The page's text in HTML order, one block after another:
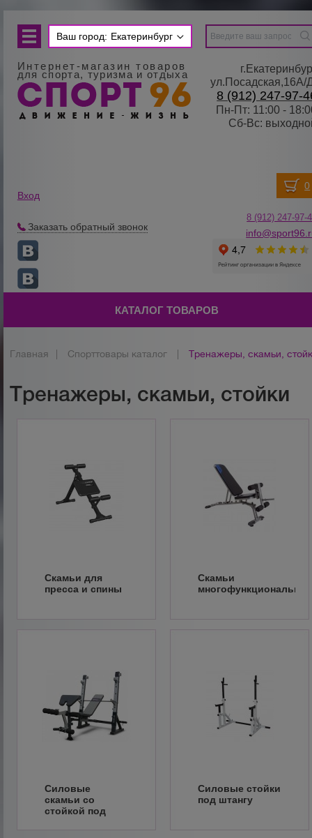
Ваш город: Екатеринбург
Интернет-магазин товаров
для спорта, туризма и отдыха
8 (912) 247-97-
Пн-Пт: 11:00 -
Сб-Вс:
Вход
Заказать обратный звонок
8 (912) 247-97-
КАТАЛОГ ТОВАРОВ
Главная Спорттовары каталог Тренажеры, скамьи,
Тренажеры, скамьи, стойки
Скамьи для
пресса и спины
Скамьи
Силовые
скамьи со
стойкой под
Силовые стойки
под штангу